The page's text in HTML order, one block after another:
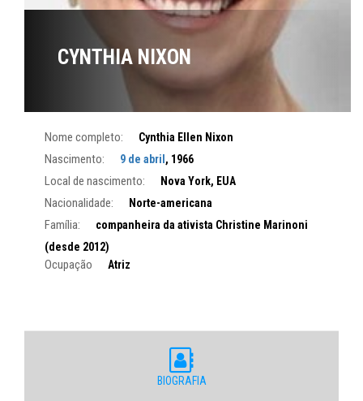
CYNTHIA NIXON
Nome completo: Cynthia Ellen Nixon
Nascimento: 9 de abril , 1966
Local de nascimento: Nova York, EUA
Nacionalidade: Norte-americana
Família:
companheira da ativista Christine Marinoni
(desde 2012)
Ocupação Atriz
BIOGRAFIA